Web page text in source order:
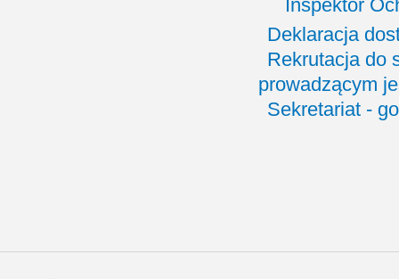
Inspektor
Deklaracja
Rekrutacja do
prowadzącym
Sekretariat -